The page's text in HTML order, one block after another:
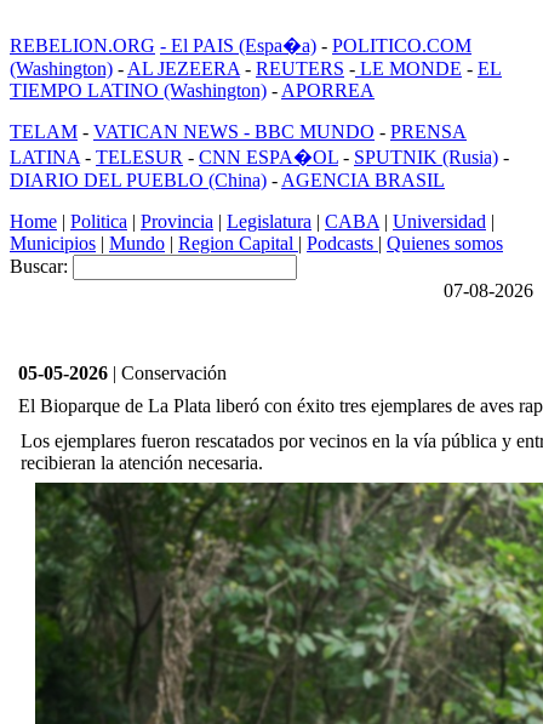
REBELION.ORG - El PAIS (Espa�a) - POLITICO.COM
(Washington) - AL JEZEERA - REUTERS - LE MONDE - EL
TIEMPO LATINO (Washington) - APORREA
TELAM - VATICAN NEWS - BBC MUNDO - PRENSA
LATINA - TELESUR - CNN ESPA�OL - SPUTNIK (Rusia) -
DIARIO DEL PUEBLO (China) - AGENCIA BRASIL
Home | Politica | Provincia | Legislatura | CABA | Universidad |
Municipios | Mundo | Region Capital | Podcasts | Quienes somos
Buscar:
07-08-2026
05-05-2026 | Conservación
El Bioparque de La Plata liberó con éxito tres ejemplares de aves
Los ejemplares fueron rescatados por vecinos en la vía pública y
recibieran la atención necesaria.